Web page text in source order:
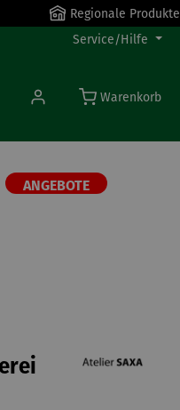
Regionale Produkte
Service/Hilfe
Warenkorb
ANGEBOTE